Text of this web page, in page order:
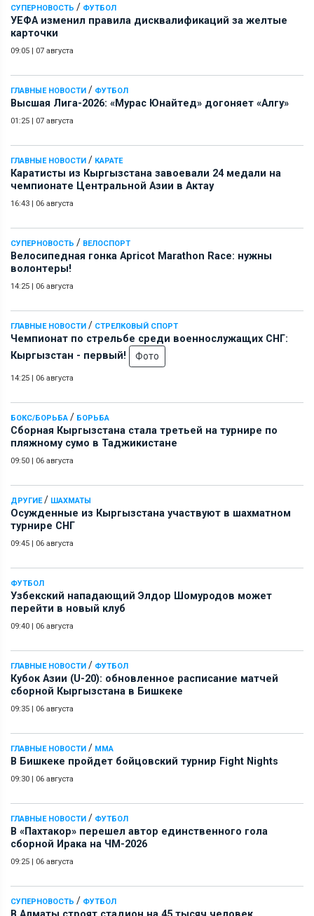
СУПЕРНОВОСТЬ / ФУТБОЛ
УЕФА изменил правила дисквалификаций за желтые
карточки
09:05 | 07 августа
ГЛАВНЫЕ НОВОСТИ / ФУТБОЛ
Высшая Лига-2026: «Мурас Юнайтед» догоняет «Алгу»
01:25 | 07 августа
ГЛАВНЫЕ НОВОСТИ / КАРАТЕ
Каратисты из Кыргызстана завоевали 24 медали на
чемпионате Центральной Азии в Актау
16:43 | 06 августа
СУПЕРНОВОСТЬ / ВЕЛОСПОРТ
Велосипедная гонка Apricot Marathon Race: нужны
волонтеры!
14:25 | 06 августа
ГЛАВНЫЕ НОВОСТИ / СТРЕЛКОВЫЙ СПОРТ
Чемпионат по стрельбе среди военнослужащих СНГ:
Кыргызстан - первый!
Фото
14:25 | 06 августа
БОКС/БОРЬБА / БОРЬБА
Сборная Кыргызстана стала третьей на турнире по
пляжному сумо в Таджикистане
09:50 | 06 августа
ДРУГИЕ/ ШАХМАТЫ
Осужденные из Кыргызстана участвуют в шахматном
турнире СНГ
09:45 | 06 августа
ФУТБОЛ
Узбекский нападающий Элдор Шомуродов может
перейти в новый клуб
09:40 | 06 августа
ГЛАВНЫЕ НОВОСТИ / ФУТБОЛ
Кубок Азии (U-20): обновленное расписание матчей
сборной Кыргызстана в Бишкеке
09:35 | 06 августа
ГЛАВНЫЕ НОВОСТИ / ММА
В Бишкеке пройдет бойцовский турнир Fight Nights
09:30 | 06 августа
ГЛАВНЫЕ НОВОСТИ / ФУТБОЛ
В «Пахтакор» перешел автор единственного гола
сборной Ирака на ЧМ-2026
09:25 | 06 августа
СУПЕРНОВОСТЬ / ФУТБОЛ